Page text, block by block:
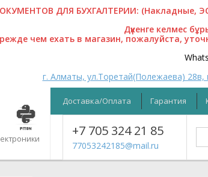
ДЛЯ БУХГАЛТЕРИИ: (Накладные,
Дүкенге келмес
чем ехать в магазин, пожалуйста,
г. Алматы, ул.Торетай(Полежаева)
Доставка/Оплата Гарантия
+7 705 324 21 85
77053242185@mail.ru